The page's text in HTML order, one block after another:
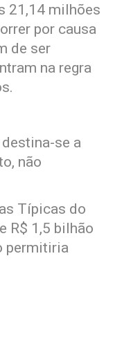
21,14 milhões
por causa
de ser
na regra
se a
não
Típicas do
R$ 1,5 bilhão
permitiria